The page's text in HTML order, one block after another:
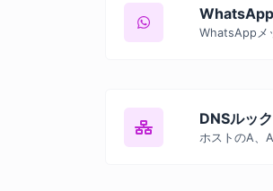
WhatsApp
DNSルッ